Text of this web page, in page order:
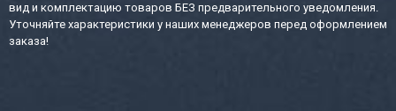
вид и комплектацию товаров БЕЗ предварительного уведомления.
Уточняйте характеристики у наших менеджеров перед оформлением
заказа!